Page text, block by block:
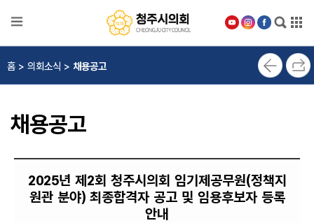
본문으로 바로가기
메인메뉴 바로가기
의
의
소
개
홈 > 의회소식 > 채용공고
채용공고
2025년 제2회 청주시의회 임기제공무원(정책지
원관 분야) 최종합격자 공고 및 임용후보자 등록
안내